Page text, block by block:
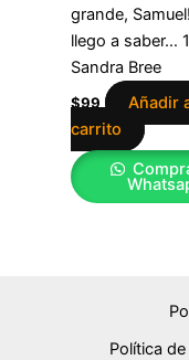
grande,
llego a saber…
Sandra Bree
$99
Añadir
carrito
Política